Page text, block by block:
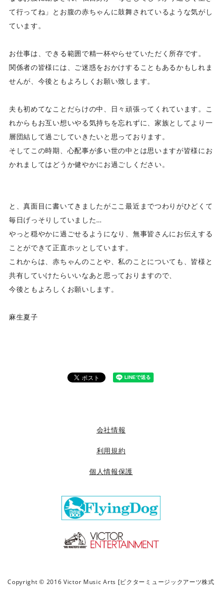
て行ってね」とお腹の赤ちゃんに鼓舞されているような気がし
ています。
お仕事は、できる範囲で精一杯やらせていただく所存です。
関係者の皆様には、ご迷惑をおかけすることもあるかもしれま
せんが、今後ともよろしくお願い致します。
夫も初めてなことだらけの中、日々頑張ってくれています。こ
れからもお互い想いやる気持ちを忘れずに、家族としてより一
層団結して過ごしていきたいと思っております。
そしてこの時期、心配事が多い世の中とは思いますが皆様にお
かれましてはどうか健やかにお過ごしください。
と、真面目に書いてきましたがここ最近までつわりがひどくて
毎日げっそりしていました…
やっと穏やかに過ごせるようになり、無事皆さんにお伝えする
ことができて正直ホッとしています。
これからは、赤ちゃんのことや、私のことについても、皆様と
共有していけたらいいなあと思っておりますので、
今後ともよろしくお願いします。
麻生夏子
会社情報
利用規約
個人情報保護
Copyright © 2016 Victor Music Arts [ビクターミュージックアーツ株式